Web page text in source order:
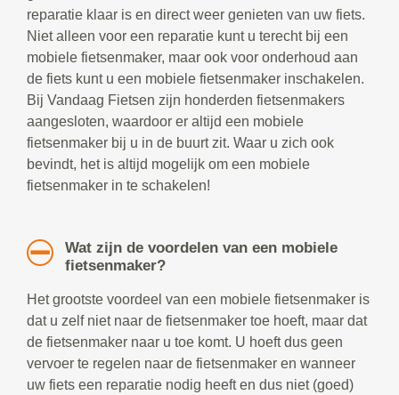
reparatie klaar is en direct weer genieten van uw fiets.
Niet alleen voor een reparatie kunt u terecht bij een
mobiele fietsenmaker, maar ook voor onderhoud aan
de fiets kunt u een mobiele fietsenmaker inschakelen.
Bij Vandaag Fietsen zijn honderden fietsenmakers
aangesloten, waardoor er altijd een mobiele
fietsenmaker bij u in de buurt zit. Waar u zich ook
bevindt, het is altijd mogelijk om een mobiele
fietsenmaker in te schakelen!
Wat zijn de voordelen van een mobiele
fietsenmaker?
Het grootste voordeel van een mobiele fietsenmaker is
dat u zelf niet naar de fietsenmaker toe hoeft, maar dat
de fietsenmaker naar u toe komt. U hoeft dus geen
vervoer te regelen naar de fietsenmaker en wanneer
uw fiets een reparatie nodig heeft en dus niet (goed)